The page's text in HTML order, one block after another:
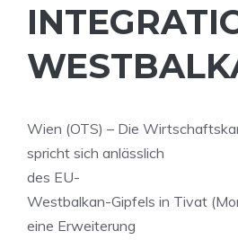
Wien (OTS) – Die
spricht sich anlässlich
des EU-
Westbalkan-Gipfels in Tivat
eine Erweiterung